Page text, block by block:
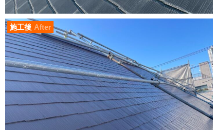
施工後 After